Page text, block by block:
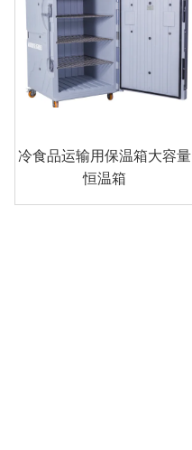
冷食品运输用保温箱大容量
恒温箱